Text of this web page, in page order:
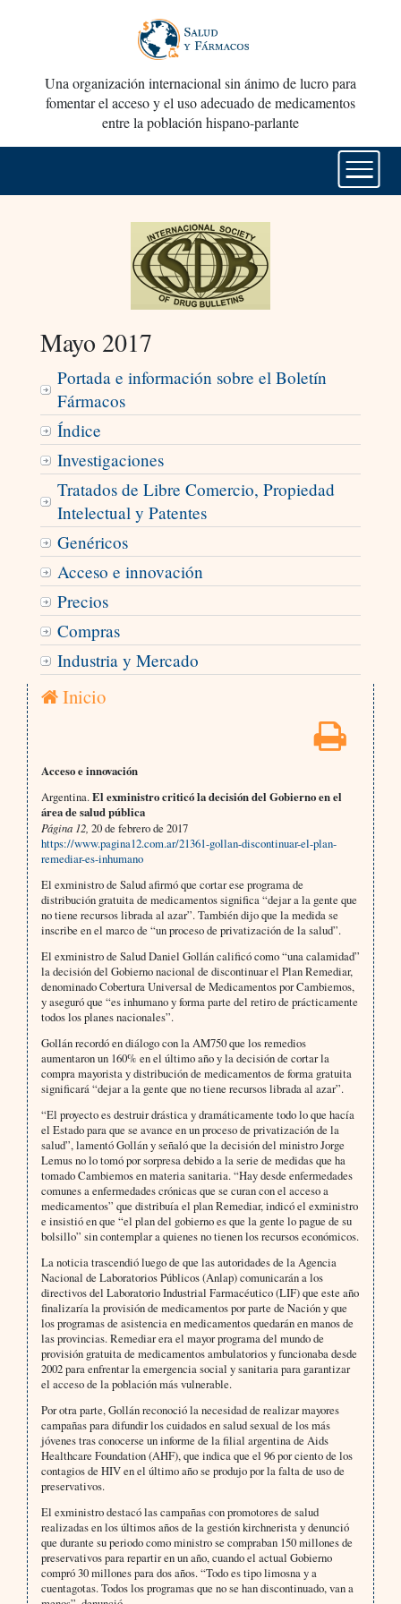
Una organización internacional sin ánimo de lucro para
fomentar el acceso y el uso adecuado de medicamentos
entre la población hispano-parlante
Mayo 2017
Portada e información sobre el Boletín
Fármacos
Índice
Investigaciones
Tratados de Libre Comercio, Propiedad
Intelectual y Patentes
Genéricos
Acceso e innovación
Precios
Compras
Industria y Mercado
Inicio
Acceso e innovación
Argentina.El exministro criticó la decisión del Gobierno en el
área de salud pública
Página 12, 20 de febrero de 2017
https://www.pagina12.com.ar/21361-gollan-discontinuar-el-plan-
remediar-es-inhumano
El exministro de Salud afirmó que cortar ese programa de
distribución gratuita de medicamentos significa “dejar a la gente que
no tiene recursos librada al azar”. También dijo que la medida se
inscribe en el marco de “un proceso de privatización de la salud”.
El exministro de Salud Daniel Gollán calificó como “una calamidad”
la decisión del Gobierno nacional de discontinuar el Plan Remediar,
denominado Cobertura Universal de Medicamentos por Cambiemos,
y aseguró que “es inhumano y forma parte del retiro de prácticamente
todos los planes nacionales”.
Gollán recordó en diálogo con la AM750 que los remedios
aumentaron un 160% en el último año y la decisión de cortar la
compra mayorista y distribución de medicamentos de forma gratuita
significará “dejar a la gente que no tiene recursos librada al azar”.
“El proyecto es destruir drástica y dramáticamente todo lo que hacía
el Estado para que se avance en un proceso de privatización de la
salud”, lamentó Gollán y señaló que la decisión del ministro Jorge
Lemus no lo tomó por sorpresa debido a la serie de medidas que ha
tomado Cambiemos en materia sanitaria. “Hay desde enfermedades
comunes a enfermedades crónicas que se curan con el acceso a
medicamentos” que distribuía el plan Remediar, indicó el exministro
e insistió en que “el plan del gobierno es que la gente lo pague de su
bolsillo” sin contemplar a quienes no tienen los recursos económicos.
La noticia trascendió luego de que las autoridades de la Agencia
Nacional de Laboratorios Públicos (Anlap) comunicarán a los
directivos del Laboratorio Industrial Farmacéutico (LIF) que este año
finalizaría la provisión de medicamentos por parte de Nación y que
los programas de asistencia en medicamentos quedarán en manos de
las provincias. Remediar era el mayor programa del mundo de
provisión gratuita de medicamentos ambulatorios y funcionaba desde
2002 para enfrentar la emergencia social y sanitaria para garantizar
el acceso de la población más vulnerable.
Por otra parte, Gollán reconoció la necesidad de realizar mayores
campañas para difundir los cuidados en salud sexual de los más
jóvenes tras conocerse un informe de la filial argentina de Aids
Healthcare Foundation (AHF), que indica que el 96 por ciento de los
contagios de HIV en el último año se produjo por la falta de uso de
preservativos.
El exministro destacó las campañas con promotores de salud
realizadas en los últimos años de la gestión kirchnerista y denunció
que durante su periodo como ministro se compraban 150 millones de
preservativos para repartir en un año, cuando el actual Gobierno
compró 30 millones para dos años. “Todo es tipo limosna y a
cuentagotas. Todos los programas que no se han discontinuado, van a